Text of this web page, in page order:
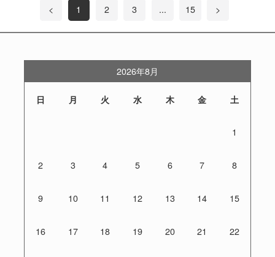
< 1 2 3 ... 15 >
2026年8月
日 月 火 水 木 金 土
1
2 3 4 5 6 7 8
9 10 11 12 13 14 15
16 17 18 19 20 21 22